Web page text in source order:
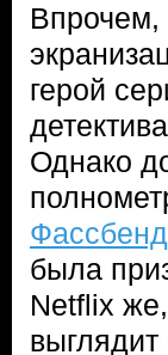
Впрочем,
герой
Однако
была
Netflix